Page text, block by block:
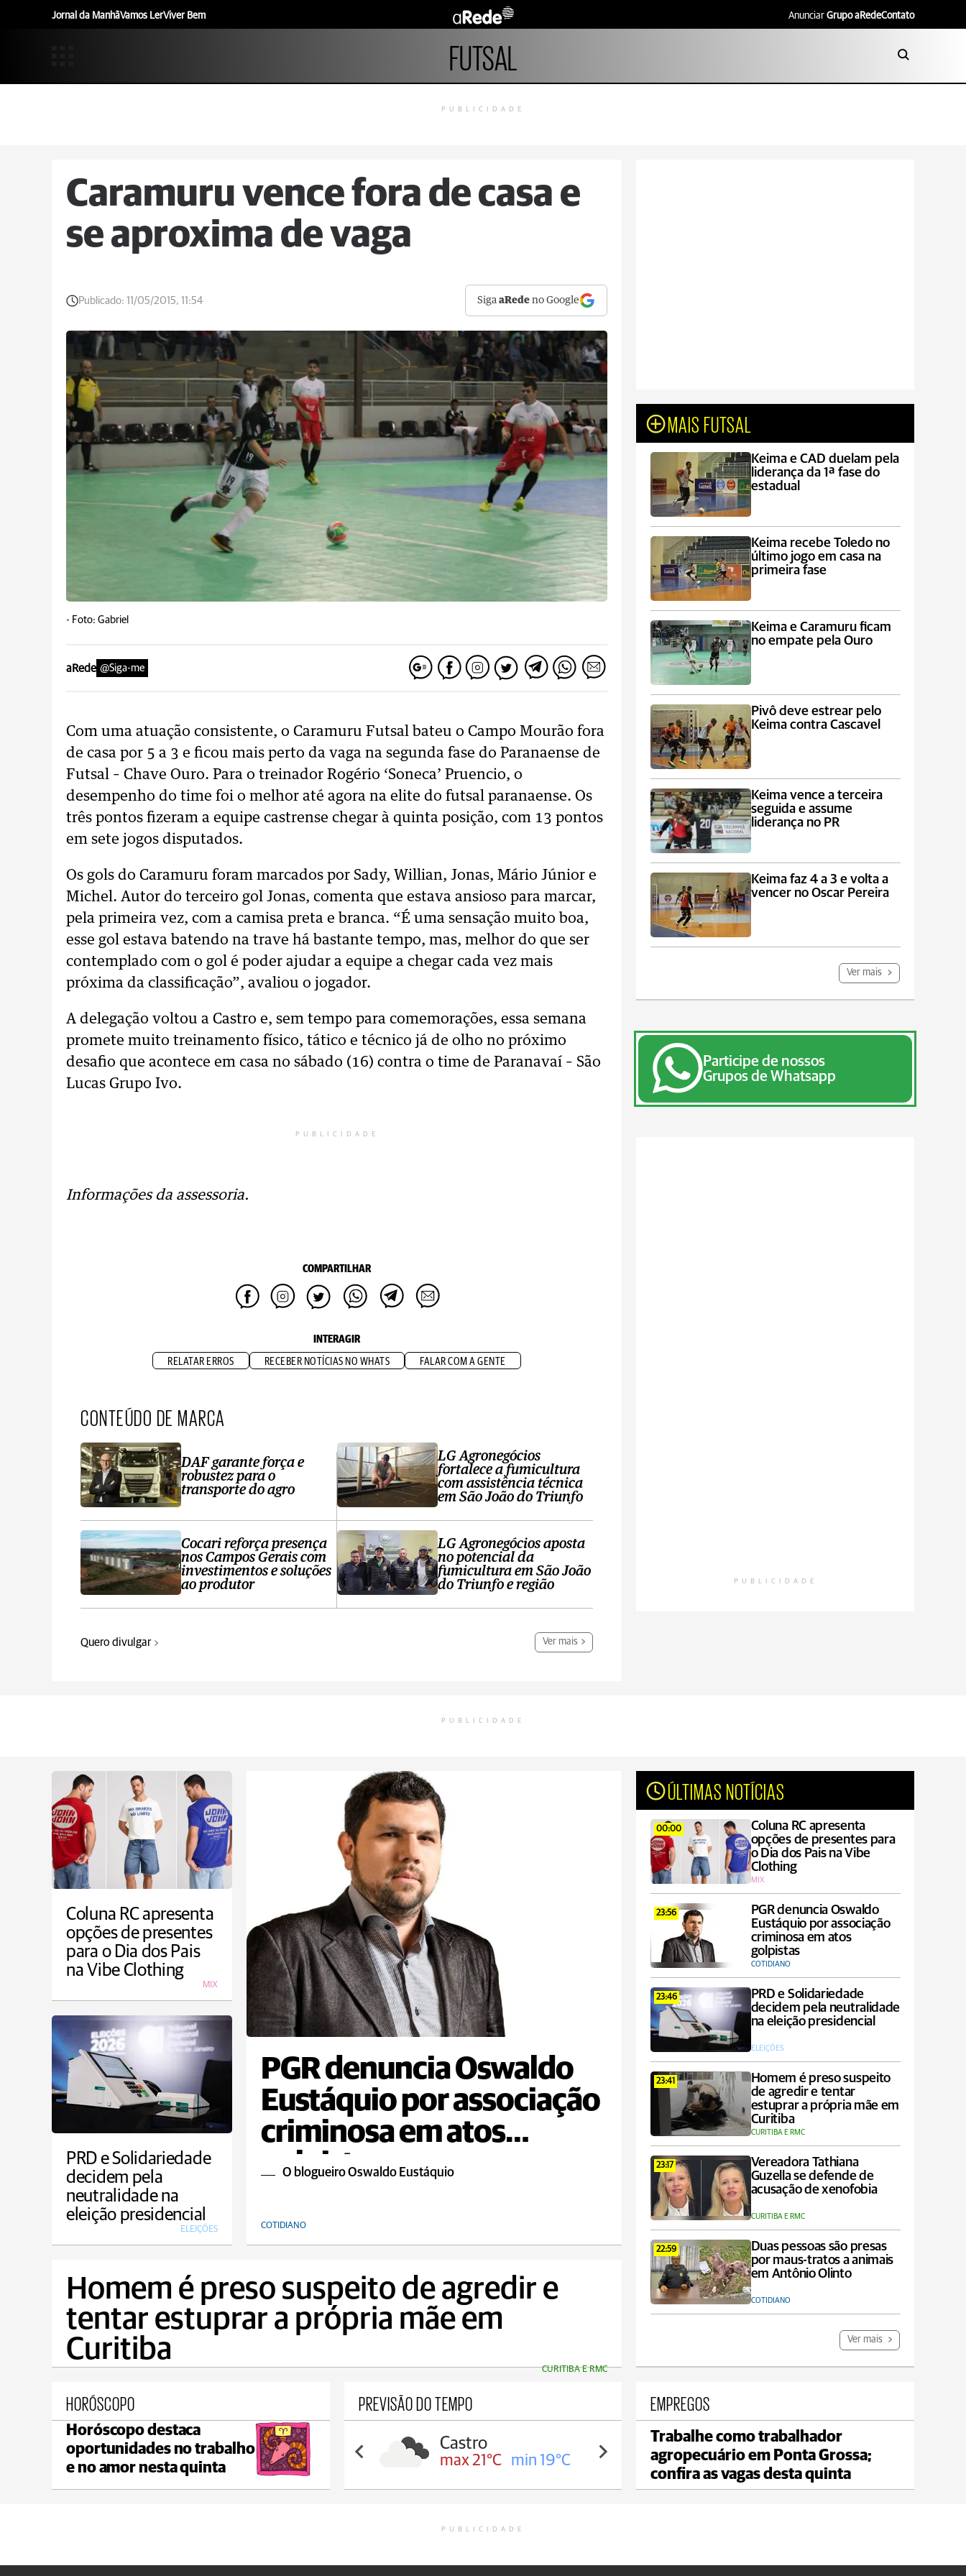
Jornal da ManhãVamos LerViver Bem Anunciar Grupo aRedeContato
FUTSAL
PUBLICIDADE
Caramuru vence fora de casa e
se aproxima de vaga
Publicado: 11/05/2015, 11:54 SigaaRede no Google
- Foto: Gabriel
aRede @Siga-me
Com uma atuação consistente, o Caramuru Futsal bateu o Campo Mourão fora
de casa por 5 a 3 e ficou mais perto da vaga na segunda fase do Paranaense de
Futsal – Chave Ouro. Para o treinador Rogério ‘Soneca’ Pruencio, o
desempenho do time foi o melhor até agora na elite do futsal paranaense. Os
três pontos fizeram a equipe castrense chegar à quinta posição, com 13 pontos
em sete jogos disputados.
Os gols do Caramuru foram marcados por Sady, Willian, Jonas, Mário Júnior e
Michel. Autor do terceiro gol Jonas, comenta que estava ansioso para marcar,
pela primeira vez, com a camisa preta e branca. “É uma sensação muito boa,
esse gol estava batendo na trave há bastante tempo, mas, melhor do que ser
contemplado com o gol é poder ajudar a equipe a chegar cada vez mais
próxima da classificação”, avaliou o jogador.
A delegação voltou a Castro e, sem tempo para comemorações, essa semana
promete muito treinamento físico, tático e técnico já de olho no próximo
desafio que acontece em casa no sábado (16) contra o time de Paranavaí – São
Lucas Grupo Ivo.
PUBLICIDADE
Informações da assessoria.
COMPARTILHAR
INTERAGIR
RELATAR ERROS RECEBER NOTÍCIAS NO WHATS FALAR COM A GENTE
CONTEÚDO DE MARCA
DAF garante força e
robustez para o
transporte do agro
Cocari reforça presença
nos Campos Gerais com
investimentos e soluções
ao produtor
LG Agronegócios
fortalece a fumicultura
com assistência técnica
em São João do Triunfo
LG Agronegócios aposta
no potencial da
fumicultura em São João
do Triunfo e região
Quero divulgar Ver mais
MAIS FUTSAL
Keima e CAD duelam pela
liderança da 1ª fase do
estadual
Keima recebe Toledo no
último jogo em casa na
primeira fase
Keima e Caramuru ficam
no empate pela Ouro
Pivô deve estrear pelo
Keima contra Cascavel
Keima vence a terceira
seguida e assume
liderança no PR
Keima faz 4 a 3 e volta a
vencer no Oscar Pereira
Ver mais
Participe de nossos
Grupos de Whatsapp
PUBLICIDADE
PUBLICIDADE
Coluna RC apresenta
opções de presentes
para o Dia dos Pais
na Vibe Clothing
MIX
PGR denuncia Oswaldo
Eustáquio por associação
criminosa em atos
golpistas
O blogueiro Oswaldo Eustáquio
COTIDIANO
ÚLTIMAS NOTÍCIAS
00:00
Coluna RC apresenta
opções de presentes para
o Dia dos Pais na Vibe
Clothing
MIX
23:56
PGR denuncia Oswaldo
Eustáquio por associação
criminosa em atos
golpistas
COTIDIANO
23:46
PRD e Solidariedade
decidem pela neutralidade
na eleição presidencial
ELEIÇÕES
23:41
Homem é preso suspeito
de agredir e tentar
estuprar a própria mãe em
Curitiba
CURITIBA E RMC
23:17
Vereadora Tathiana
Guzella se defende de
acusação de xenofobia
CURITIBA E RMC
22:59
Duas pessoas são presas
por maus-tratos a animais
em Antônio Olinto
COTIDIANO
Ver mais
PRD e Solidariedade
decidem pela
neutralidade na
eleição presidencial
ELEIÇÕES
Homem é preso suspeito de agredir e
tentar estuprar a própria mãe em
Curitiba
CURITIBA E RMC
HORÓSCOPO
Horóscopo destaca
oportunidades no trabalho
e no amor nesta quinta
PREVISÃO DO TEMPO
Ponta Grossa
max 20°C min 17°C
Castro
max 21°C min 19°C
Carambeí
max 21°C min 18°C
EMPREGOS
Trabalhe como trabalhador
agropecuário em Ponta Grossa;
confira as vagas desta quinta
PUBLICIDADE